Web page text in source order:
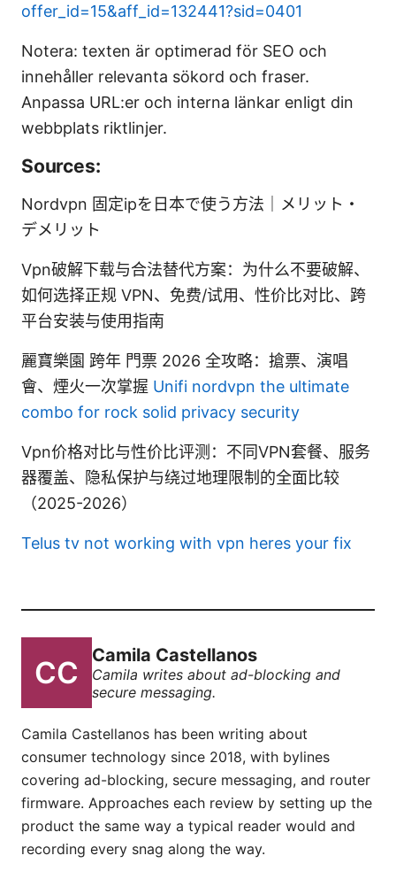
offer_id=15&aff_id=132441?sid=0401
Notera: texten är optimerad för SEO och
innehåller relevanta sökord och fraser.
Anpassa URL:er och interna länkar enligt din
webbplats riktlinjer.
Sources:
Nordvpn 固定ipを日本で使う方法｜メリット・
デメリット
Vpn破解下载与合法替代方案：为什么不要破解、
如何选择正规 VPN、免费/试用、性价比对比、跨
平台安装与使用指南
麗寶樂園 跨年 門票 2026 全攻略：搶票、演唱
會、煙火一次掌握 Unifi nordvpn the ultimate
combo for rock solid privacy security
Vpn价格对比与性价比评测：不同VPN套餐、服务
器覆盖、隐私保护与绕过地理限制的全面比较
（2025-2026）
Telus tv not working with vpn heres your fix
Camila Castellanos
Camila writes about ad-blocking and
secure messaging.
Camila Castellanos has been writing about
consumer technology since 2018, with bylines
covering ad-blocking, secure messaging, and router
firmware. Approaches each review by setting up the
product the same way a typical reader would and
recording every snag along the way.